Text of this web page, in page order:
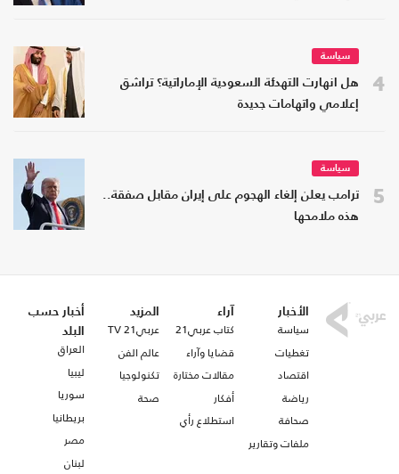
4
سياسة
هل انهارت التهدئة السعودية الإماراتية؟ تراشق
إعلامي واتهامات جديدة
5
سياسة
ترامب يعلن إلغاء الهجوم على إيران مقابل صفقة..
هذه ملامحها
الأخبار
سياسة
تغطيات
اقتصاد
رياضة
صحافة
ملفات وتقارير
آراء
كتاب عربي21
قضايا وآراء
مقالات مختارة
أفكار
استطلاع رأي
المزيد
عربي21 TV
عالم الفن
تكنولوجيا
صحة
أخبار حسب
البلد
العراق
ليبيا
سوريا
بريطانيا
مصر
لبنان